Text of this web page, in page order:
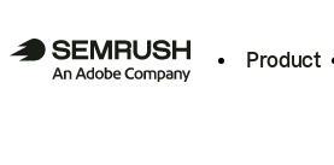
Product